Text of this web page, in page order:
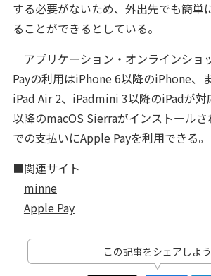
する必要がないため、外出先でも簡単
ることができるとしている。
アプリケーション・オンラインショ
Payの利用はiPhone 6以降のiPhone、
iPad Air 2、iPadmini 3以降のiPadが対
以降のmacOS Sierraがインストール
での支払いにApple Payを利用できる。
■関連サイト
minne
Apple Pay
この記事をシェアしよう